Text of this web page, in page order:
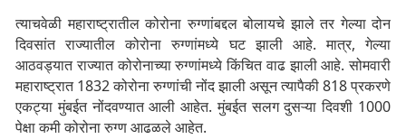
त्याचवेळी महाराष्ट्रातील कोरोना रुग्णांबद्दल बोलायचे झाले तर गेल्या दोन
दिवसांत राज्यातील कोरोना रुग्णांमध्ये घट झाली आहे. मात्र, गेल्या
आठवड्यात राज्यात कोरोनाच्या रुग्णांमध्ये किंचित वाढ झाली आहे. सोमवारी
महाराष्ट्रात 1832 कोरोना रुग्णांची नोंद झाली असून त्यापैकी 818 प्रकरणे
एकट्या मुंबईत नोंदवण्यात आली आहेत. मुंबईत सलग दुसऱ्या दिवशी 1000
पेक्षा कमी कोरोना रुग्ण आढळले आहेत.